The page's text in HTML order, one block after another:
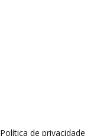
Política de privacidade